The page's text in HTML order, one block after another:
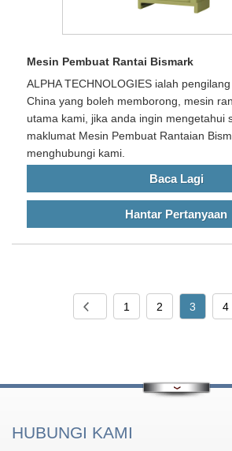
Mesin Pembuat Rantai Bismark
ALPHA TECHNOLOGIES ialah
China yang boleh memborong, mesin
utama kami, jika anda ingin mengetahui
maklumat Mesin Pembuat Rantaian
menghubungi kami.
Baca Lagi
Hantar Pertanyaan
1 2 3 4
HUBUNGI KAMI